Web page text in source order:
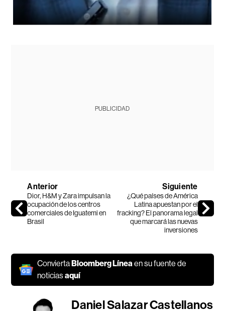
PUBLICIDAD
Anterior
Dior, H&M y Zara impulsan la
ocupación de los centros
comerciales de Iguatemi en
Brasil
Siguiente
¿Qué países de América
Latina apuestan por el
fracking? El panorama legal
que marcará las nuevas
inversiones
ConviertaBloomberg Líneaen su fuente de
noticiasaquí
Daniel Salazar Castellanos